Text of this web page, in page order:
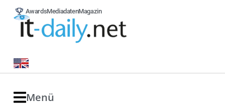
AwardsMediadatenMagazin
Menü